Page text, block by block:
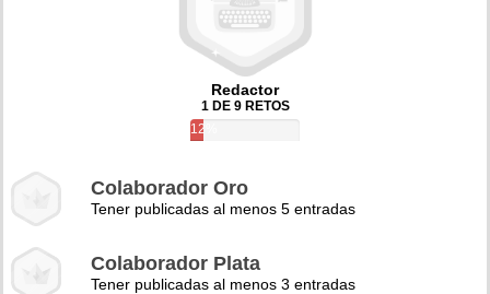
Redactor
1 DE 9 RETOS
12%
Colaborador Oro
Tener publicadas al menos 5 entradas
Colaborador Plata
Tener publicadas al menos 3 entradas